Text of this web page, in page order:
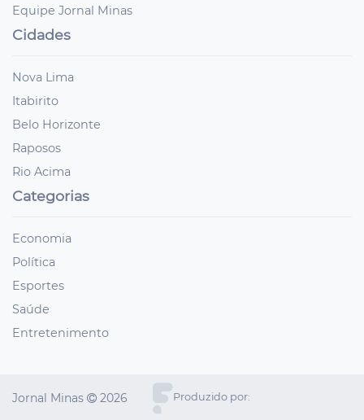
Equipe Jornal Minas
Cidades
Nova Lima
Itabirito
Belo Horizonte
Raposos
Rio Acima
Categorias
Economia
Política
Esportes
Saúde
Entretenimento
Jornal Minas 2026 Produzido por: